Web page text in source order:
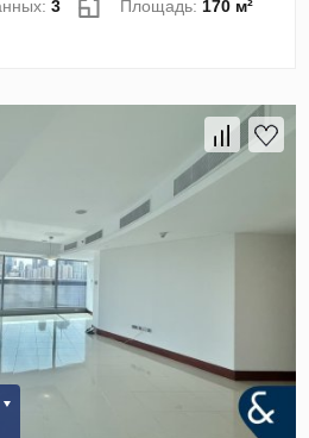
3 Площадь: 170 м²